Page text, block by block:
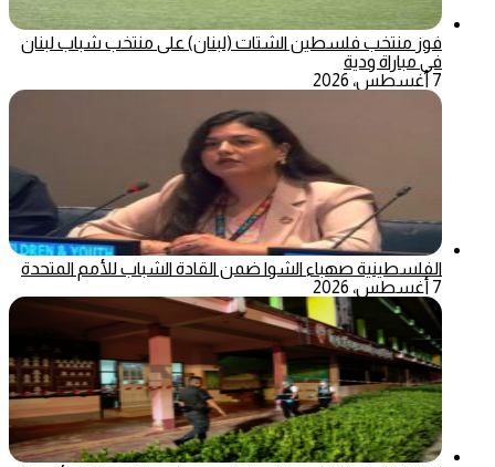
فوز منتخب فلسطين الشتات (لبنان) على منتخب شباب لبنان
في مباراة ودية
7 أغسطس، 2026
الفلسطينية صهباء الشوا ضمن القادة الشباب للأمم المتحدة
7 أغسطس، 2026